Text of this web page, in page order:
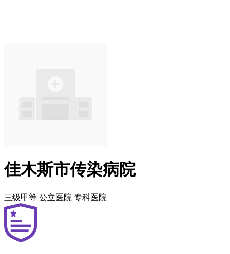
佳木斯市传染病院
三级甲等 公立医院 专科医院